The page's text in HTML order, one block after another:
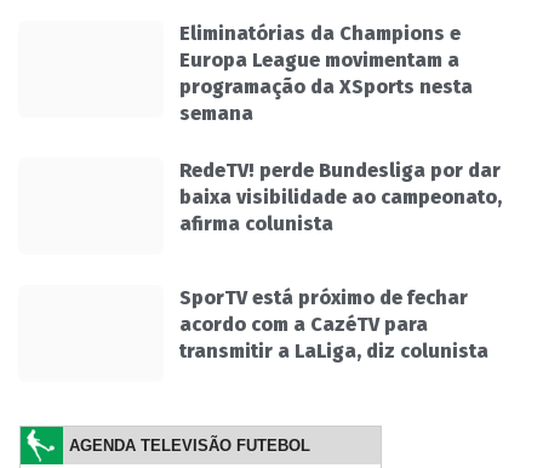
Eliminatórias da Champions e
Europa League movimentam a
programação da XSports nesta
semana
RedeTV! perde Bundesliga por dar
baixa visibilidade ao campeonato,
afirma colunista
SporTV está próximo de fechar
acordo com a CazéTV para
transmitir a LaLiga, diz colunista